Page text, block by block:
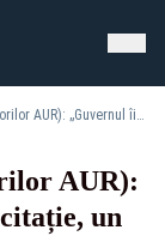
Petrișor Peiu (liderul senatorilor AUR): „Guvernul îi atribuie, fără licitație, un contract de 1 miliard de lei unei firme deținute în principal de un concitadin al premierului”
AUR):
un